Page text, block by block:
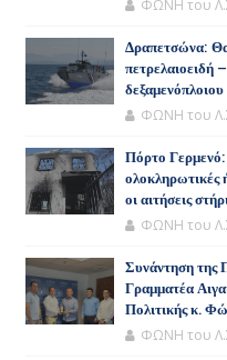
ΦΩΝΗ του
Δραπετσώνα:
πετρελαιοειδή
δεξαμενόπλοιου
ΦΩΝΗ του
Πόρτο
ολοκληρωτικές
οι αιτήσεις
ΦΩΝΗ του
Συνάντηση της
Γραμματέα
Πολιτικής κ.
ΦΩΝΗ του